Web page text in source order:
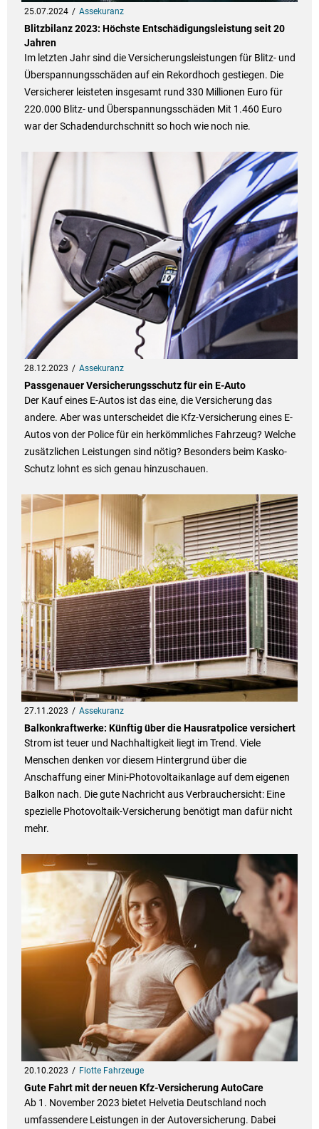
25.07.2024 Assekuranz
Blitzbilanz 2023: Höchste Entschädigungsleistung seit 20
Jahren
Im letzten Jahr sind die Versicherungsleistungen für Blitz- und
Überspannungsschäden auf ein Rekordhoch gestiegen. Die
Versicherer leisteten insgesamt rund 330 Millionen Euro für
220.000 Blitz- und Überspannungsschäden Mit 1.460 Euro
war der Schadendurchschnitt so hoch wie noch nie.
28.12.2023 Assekuranz
Passgenauer Versicherungsschutz für ein E-Auto
Der Kauf eines E-Autos ist das eine, die Versicherung das
andere. Aber was unterscheidet die Kfz-Versicherung eines E-
Autos von der Police für ein herkömmliches Fahrzeug? Welche
zusätzlichen Leistungen sind nötig? Besonders beim Kasko-
Schutz lohnt es sich genau hinzuschauen.
27.11.2023 Assekuranz
Balkonkraftwerke: Künftig über die Hausratpolice versichert
Strom ist teuer und Nachhaltigkeit liegt im Trend. Viele
Menschen denken vor diesem Hintergrund über die
Anschaffung einer Mini-Photovoltaikanlage auf dem eigenen
Balkon nach. Die gute Nachricht aus Verbrauchersicht: Eine
spezielle Photovoltaik-Versicherung benötigt man dafür nicht
mehr.
20.10.2023 Flotte Fahrzeuge
Gute Fahrt mit der neuen Kfz-Versicherung AutoCare
Ab 1. November 2023 bietet Helvetia Deutschland noch
umfassendere Leistungen in der Autoversicherung. Dabei